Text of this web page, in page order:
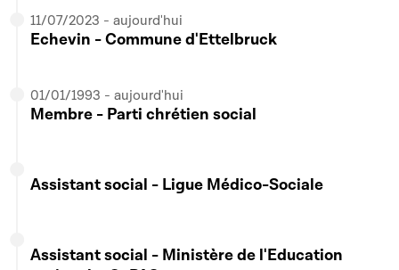
11/07/2023 - aujourd'hui
Echevin - Commune d'Ettelbruck
01/01/1993 - aujourd'hui
Membre - Parti chrétien social
Assistant social - Ligue Médico-Sociale
Assistant social - Ministère de l'Education